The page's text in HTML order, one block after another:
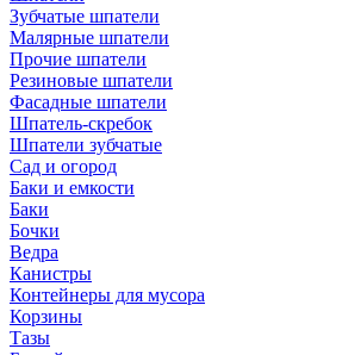
Зубчатые шпатели
Малярные шпатели
Прочие шпатели
Резиновые шпатели
Фасадные шпатели
Шпатель-скребок
Шпатели зубчатые
Сад и огород
Баки и емкости
Баки
Бочки
Ведра
Канистры
Контейнеры для мусора
Корзины
Тазы